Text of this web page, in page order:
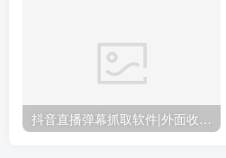
抖音直播弹幕抓取软件|外面收费1988元的斗音直播间用户弹幕采集|无限私信机精准获客(附教程+脚本)